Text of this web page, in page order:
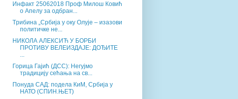
Инфакт 25062018 Проф Милош Ковић
о Апелу за одбран...
Tрибина „Србија у оку Олује – изазови
политичке не...
НИКОЛА АЛЕКСИЋ У БОРБИ
ПРОТИВУ ВЕЛЕИЗДАЈЕ: ДОЂИТЕ
...
Горица Гајић (ДСС): Негујмо
традицију сећања на св...
Понуда САД: подела КиМ, Србија у
НАТО (СПИН.ЊЕТ)